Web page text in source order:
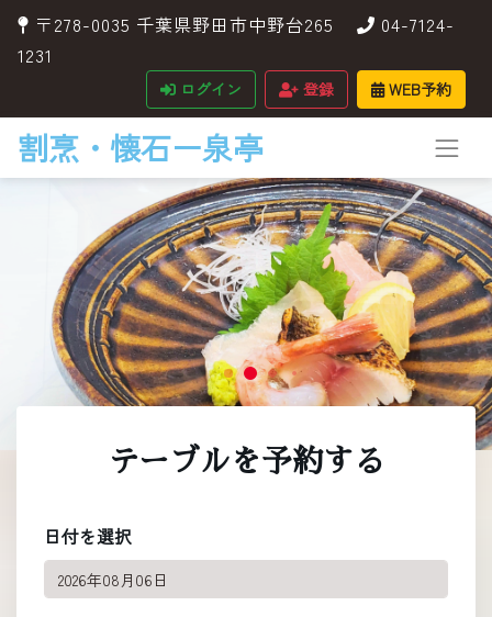
〒278-0035 千葉県野田市中野台265
04-7124-
1231
ログイン 登録 WEB予約
割烹・懐石ー泉亭
テーブルを予約する
日付を選択